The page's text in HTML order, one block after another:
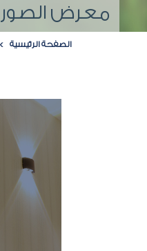
معرض الصور
الصفحة الرئيسية